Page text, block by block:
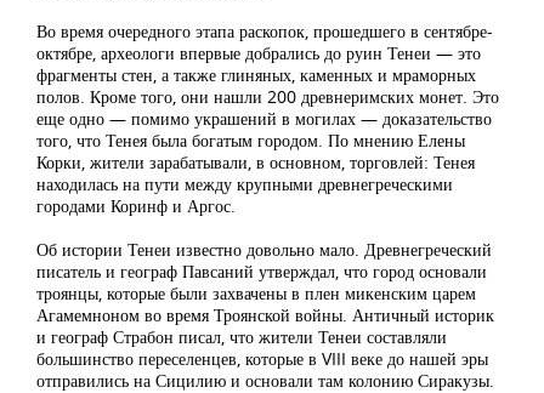
Во время очередного этапа раскопок, прошедшего в сентябре-
октябре, археологи впервые добрались до руин Тенеи — это
фрагменты стен, а также глиняных, каменных и мраморных
полов. Кроме того, они нашли 200 древнеримских монет. Это
еще одно — помимо украшений в могилах — доказательство
того, что Тенея была богатым городом. По мнению Елены
Корки, жители зарабатывали, в основном, торговлей: Тенея
находилась на пути между крупными древнегреческими
городами Коринф и Аргос.
Об истории Тенеи известно довольно мало. Древнегреческий
писатель и географ Павсаний утверждал, что город основали
троянцы, которые были захвачены в плен микенским царем
Агамемноном во время Троянской войны. Античный историк
и географ Страбон писал, что жители Тенеи составляли
большинство переселенцев, которые в VIII веке до нашей эры
отправились на Сицилию и основали там колонию Сиракузы.